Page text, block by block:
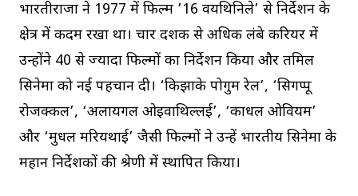
भारतीराजा ने 1977 में फिल्म ’16 वयथिनिले’ से निर्देशन के
क्षेत्र में कदम रखा था। चार दशक से अधिक लंबे करियर में
उन्होंने 40 से ज्यादा फिल्मों का निर्देशन किया और तमिल
सिनेमा को नई पहचान दी। ‘किझाके पोगुम रेल’, ‘सिगप्पू
रोजक्कल’, ‘अलायगल ओइवाथिल्लई’, ‘काधल ओवियम’
और ‘मुधल मरियथाई’ जैसी फिल्मों ने उन्हें भारतीय सिनेमा के
महान निर्देशकों की श्रेणी में स्थापित किया।